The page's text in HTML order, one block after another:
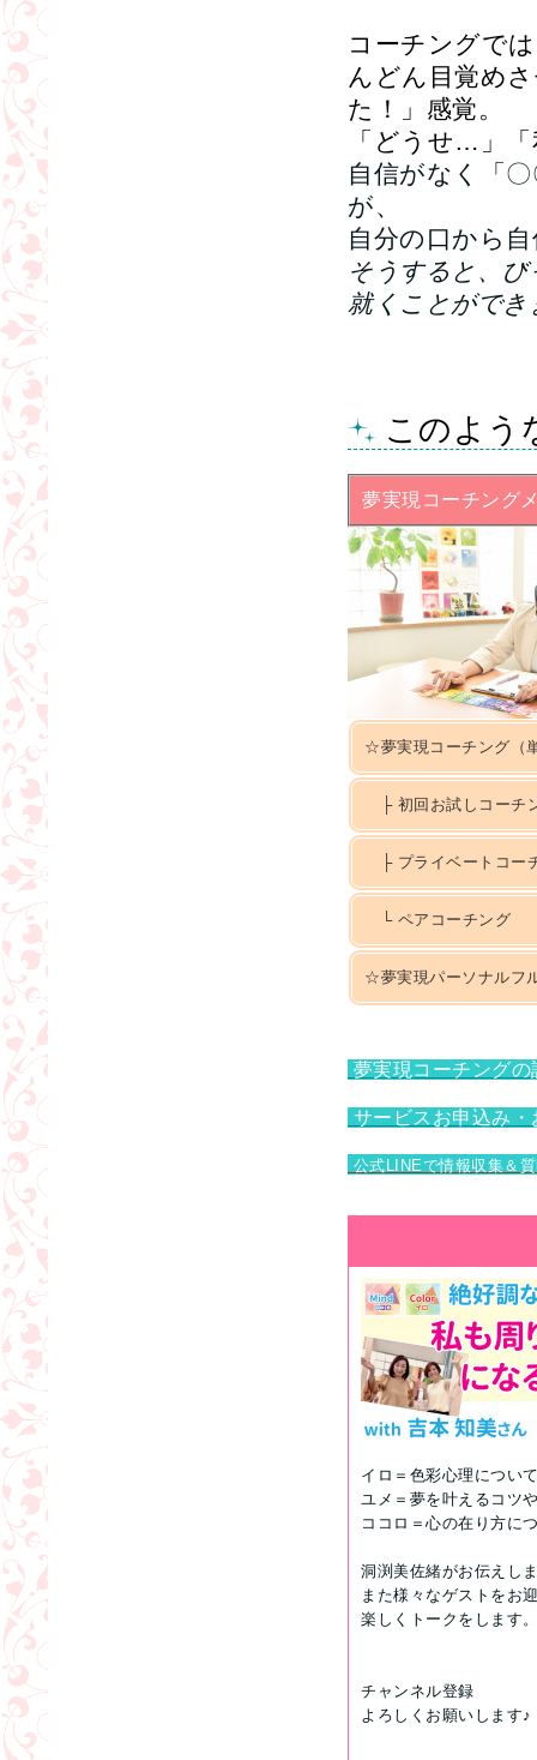
コーチングで
んどん目覚め
た！」感覚。
「どうせ…」
自信がなく「
が、
自分の口から
そうすると、
就くことができ
このよう
夢実現コーチン
☆夢実現コーチング（
├ 初回お試しコーチ
├ プライベートコー
└ ペアコーチング
☆夢実現パーソナルフ
夢実現コーチング
サービスお申込み
公式LINEで情報収集＆
イロ＝色彩心理につい
ユメ＝夢を叶えるコツ
ココロ＝心の在り方に
洞渕美佐緒がお伝えし
また様々なゲストをお
楽しくトークをします
チャンネル登録
よろしくお願いします♪